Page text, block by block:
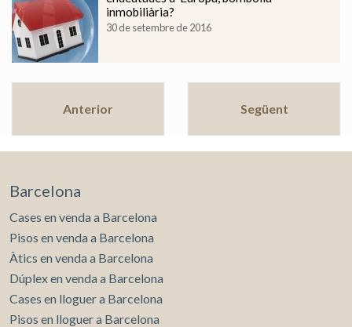
inmobiliària?
30 de setembre de 2016
Anterior Següent
Barcelona
Cases en venda a Barcelona
Pisos en venda a Barcelona
Àtics en venda a Barcelona
Dúplex en venda a Barcelona
Cases en lloguer a Barcelona
Pisos en lloguer a Barcelona